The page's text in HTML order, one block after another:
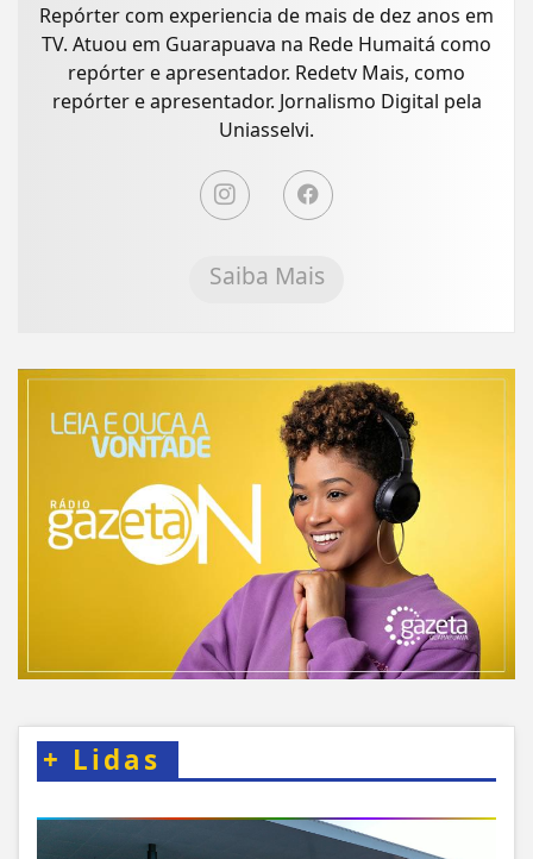
Repórter com experiencia de mais de dez anos em
TV. Atuou em Guarapuava na Rede Humaitá como
repórter e apresentador. Redetv Mais, como
repórter e apresentador. Jornalismo Digital pela
Uniasselvi.
Saiba Mais
+ Lidas